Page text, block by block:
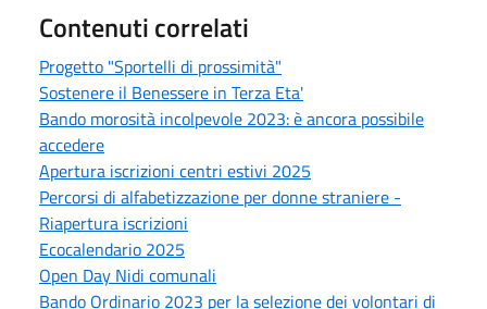
Contenuti correlati
Progetto "Sportelli di prossimità"
Sostenere il Benessere in Terza Eta'
Bando morosità incolpevole 2023: è ancora possibile
accedere
Apertura iscrizioni centri estivi 2025
Percorsi di alfabetizzazione per donne straniere -
Riapertura iscrizioni
Ecocalendario 2025
Open Day Nidi comunali
Bando Ordinario 2023 per la selezione dei volontari di